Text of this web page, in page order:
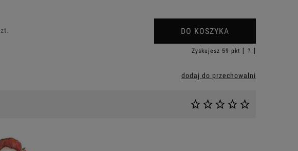
DO KOSZYKA
Zyskujesz 59 pkt [ ?
dodaj do przechowalni